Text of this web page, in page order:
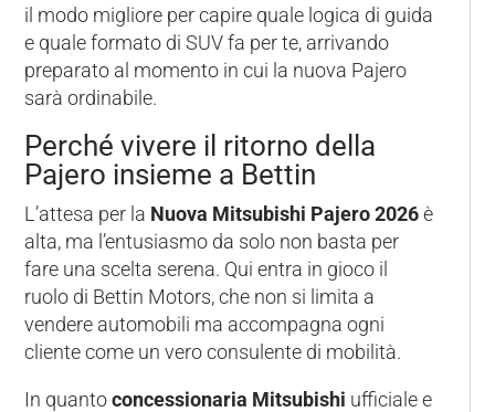
il modo migliore per capire quale logica di guida
e quale formato di SUV fa per te, arrivando
preparato al momento in cui la nuova Pajero
sarà ordinabile.
Perché vivere il ritorno della
Pajero insieme a Bettin
L’attesa per la Nuova Mitsubishi Pajero 2026è
alta, ma l’entusiasmo da solo non basta per
fare una scelta serena. Qui entra in gioco il
ruolo di Bettin Motors, che non si limita a
vendere automobili ma accompagna ogni
cliente come un vero consulente di mobilità.
In quantoconcessionaria Mitsubishi ufficiale e